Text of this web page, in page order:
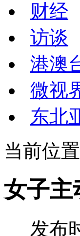
财经
访谈
港澳
微视
东北
当前位置
女子主
发布